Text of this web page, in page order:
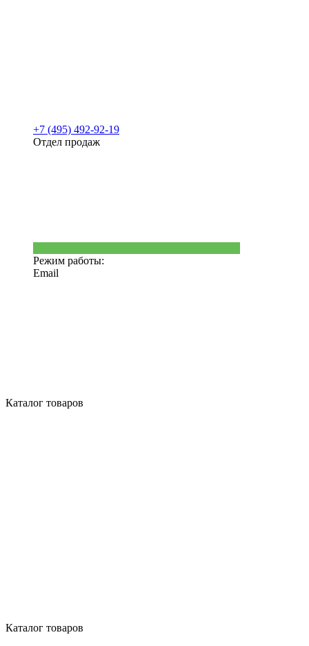
+7 (495) 492-92-19
Отдел продаж
Режим работы:
Email
Каталог товаров
Каталог товаров